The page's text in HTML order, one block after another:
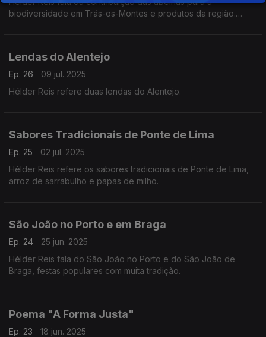
biodiversidade em Trás-os-Montes e produtos da região.
Lendas do Alentejo
Ep. 26
09 jul. 2025
Hélder Reis refere duas lendas do Alentejo.
Sabores Tradicionais de Ponte de Lima
Ep. 25
02 jul. 2025
Hélder Reis refere os sabores tradicionais de Ponte de Lima,
arroz de sarrabulho e papas de milho.
São João no Porto e em Braga
Ep. 24
25 jun. 2025
Hélder Reis fala do São João no Porto e do São João de
Braga, festas populares com muita tradição.
Poema "A Forma Justa"
Ep. 23
18 jun. 2025